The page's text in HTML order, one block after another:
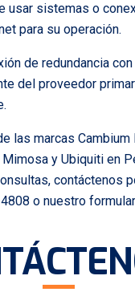
usar sistemas o
para su operación.
de redundancia
del proveedor
las marcas Cambium
Mimosa y Ubiquiti en
contáctenos
o nuestro